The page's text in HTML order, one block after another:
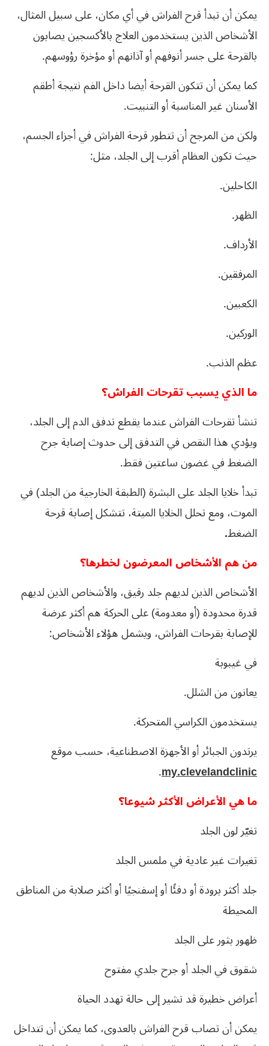
يمكن أن تبدأ قرح الفراش في أي مكان، على سبيل المثال،
الأشخاص الذين يستخدمون العلاج بالأكسجين يصابون
بالقرحة على جسر أنوفهم أو آذانهم أو مؤخرة رؤوسهم.
كما يمكن أن تتكون القرحة أيضا داخل الفم نتيجة أطقم
الأسنان غير المناسبة أو التنبيت.
ولكن من المرجح أن تتطور قرحة الفراش في أجزاء الجسم،
حيث تكون العظام أقرب إلى الجلد، مثل:
الكاحلين.
الظهر.
الأرداف.
المرفقين.
الكعبين.
الوركين.
عظم الذنب.
ما الذي يسبب تقرحات الفراش؟
تنشأ تقرحات الفراش عندما يقطع تدفق الدم إلى الجلد،
ويؤدي هذا النقص في التدفق إلى حدوث إصابة جرح
الضغط في غضون ساعتين فقط.
تبدأ خلايا الجلد على البشرة (الطبقة الخارجية من الجلد) في
الموت، ومع تحلل الخلايا الميتة، تتشكل إصابة قرحة
الضغط.
من هم الأشخاص المعرضون لخطرها؟
الأشخاص الذين لديهم جلد رقيق، والأشخاص الذين لديهم
قدرة محدودة (أو معدومة) على الحركة هم أكثر عرضة
للإصابة بقرحات الفراش، ويشمل هؤلاء الأشخاص:
في غيبوبة
يعانون من الشلل.
يستخدمون الكراسي المتحركة.
يرتدون الجبائر أو الأجهزة الاصطناعية، حسب موقع
my.clevelandclinic
.
ما هي الأعراض الأكثر شيوعا؟
تغيّر لون الجلد
تغيرات غير عادية في ملمس الجلد
جلد أكثر برودة أو دفئًا أو إسفنجيًا أو أكثر صلابة من المناطق
المحيطة
ظهور بثور على الجلد
شقوق في الجلد أو جرح جلدي مفتوح
أعراض خطيرة قد تشير إلى حالة تهدد الحياة
يمكن أن تصاب قرح الفراش بالعدوى، كما يمكن أن تتداخل